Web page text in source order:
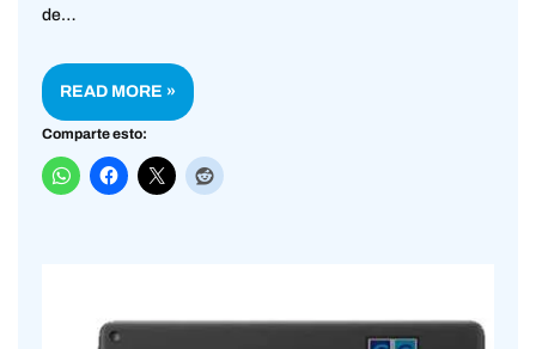
de…
READ MORE »
Comparte esto: